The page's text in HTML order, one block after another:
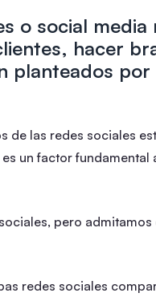
o social
hacer
planteados
de las redes sociales
un factor
pero
redes sociales